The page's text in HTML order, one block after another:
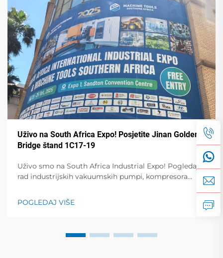
Uživo na South Africa Expo! Posjetite Jinan Golden
Bridge štand 1C17-19
Uživo smo na South Africa Industrial Expo! Pogledajte
rad industrijskih vakuumskih pumpi, kompresora
Hala 1 za uživo demonstracije i predavanja stručnjaka.
23.-25. oktobra, Sandton Convention Centre.
POGLEDAJ VIŠE